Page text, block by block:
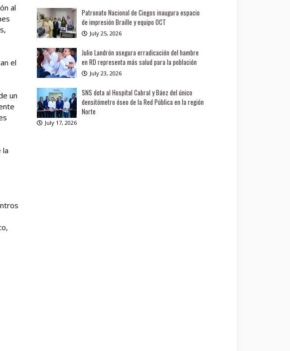
al
el
un
la
Patronato Nacional de Ciegos inaugura espacio
de impresión Braille y equipo OCT
July 25, 2026
Julio Landrón asegura erradicación del hambre
en RD representa más salud para la población
July 23, 2026
SNS dota al Hospital Cabral y Báez del único
densitómetro óseo de la Red Pública en la región
Norte
July 17, 2026